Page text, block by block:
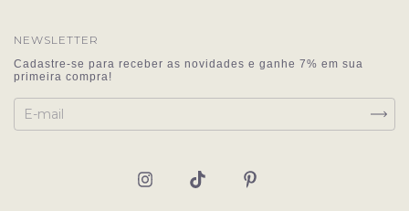
NEWSLETTER